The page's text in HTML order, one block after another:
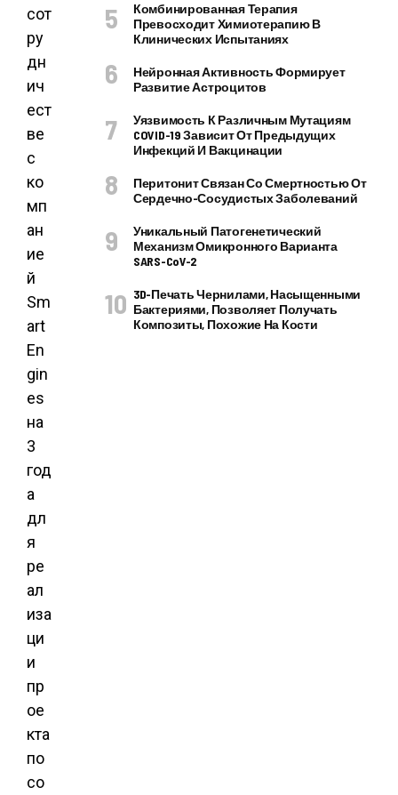
сот
ру
дн
ич
ест
ве
с
ко
мп
ан
ие
й
Sm
art
En
gin
es
на
3
год
а
дл
я
ре
ал
иза
ци
и
пр
ое
кта
по
со
Комбинированная Терапия
Превосходит Химиотерапию В
Клинических Испытаниях
Нейронная Активность Формирует
Развитие Астроцитов
Уязвимость К Различным Мутациям
COVID-19 Зависит От Предыдущих
Инфекций И Вакцинации
Перитонит Связан Со Смертностью От
Сердечно-Сосудистых Заболеваний
Уникальный Патогенетический
Механизм Омикронного Варианта
SARS-CoV-2
3D-Печать Чернилами, Насыщенными
Бактериями, Позволяет Получать
Композиты, Похожие На Кости